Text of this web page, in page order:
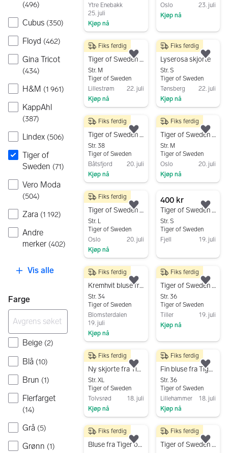
(496)
Cubus (350)
Floyd (462)
Gina Tricot
(434)
H&M (1 961)
KappAhl
(387)
Lindex (506)
Tiger of
Sweden (71)
Vero Moda
(504)
Zara (1 192)
Andre
merker (402)
Vis alle
Farge
Beige (2)
Blå (10)
Brun (1)
Flerfarget
(14)
Grå (5)
Grønn (1)
Ytre Enebakk
25. juli
Kjøp nå
Oslo
23. juli
Kjøp nå
Gå til annonsen
350 kr
Tiger of Sweden bluse str 38 (medium) Verdi kr 1799!
Str. M
Tiger of Sweden
Lillestrøm
22. juli
Kjøp nå
Fiks ferdig
Legg til som favoritt.
250 kr
Lyserosa skjorte
Str. S
Tiger of Sweden
Tønsberg
22. juli
Kjøp nå
Fiks ferdig
400 kr
Tiger of Sweden skjorte
Str. 38
Tiger of Sweden
Båtsfjord
20. juli
Kjøp nå
Fiks ferdig
Legg til som favoritt.
350 kr
Tiger of Sweden skjorte, str. M (38) hvit
Str. M
Tiger of Sweden
Oslo
20. juli
Kjøp nå
Fiks ferdig
300 kr
Tiger of Sweden skjorte med knytning
Str. L
Tiger of Sweden
Oslo
20. juli
Kjøp nå
Fiks ferdig
Legg til som favoritt.
400 kr
Tiger of Sweden bluse
Str. S
Tiger of Sweden
Fjell
19. juli
700 kr
Kremhvit bluse fra Tiger of Sweden
Str. 34
Tiger of Sweden
Blomsterdalen
19. juli
Kjøp nå
Fiks ferdig
Legg til som favoritt.
300 kr
Tiger of Sweden 1903 bluse str 36 grå
Str. 36
Tiger of Sweden
Tiller
19. juli
Kjøp nå
Fiks ferdig
Gå til annonsen
400 kr
Ny skjorte fra Tiger of Sweden, str XL
Str. XL
Tiger of Sweden
Tolvsrød
18. juli
Kjøp nå
Fiks ferdig
Legg til som favoritt.
280 kr
Fin bluse fra Tiger of Sweden
Str. 36
Tiger of Sweden
Lillehammer
18. juli
Kjøp nå
Fiks ferdig
300 kr
Bluse fra Tiger of Sveden.
Fiks ferdig
Legg til som favoritt.
400 kr
Tiger of Sweden skjorte str 36 flerfarget lyocell
Fiks ferdig